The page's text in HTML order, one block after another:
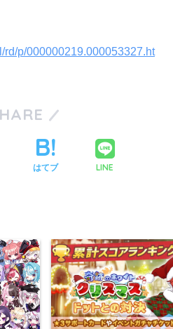
rd/p/000000219.000053327.ht
はてブ LINE